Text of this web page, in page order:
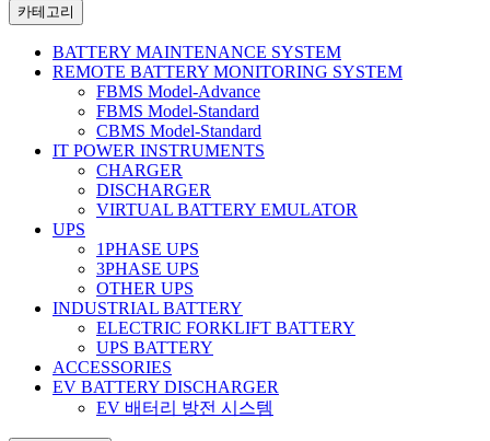
카테고리
BATTERY MAINTENANCE SYSTEM
REMOTE BATTERY MONITORING SYSTEM
FBMS Model-Advance
FBMS Model-Standard
CBMS Model-Standard
IT POWER INSTRUMENTS
CHARGER
DISCHARGER
VIRTUAL BATTERY EMULATOR
UPS
1PHASE UPS
3PHASE UPS
OTHER UPS
INDUSTRIAL BATTERY
ELECTRIC FORKLIFT BATTERY
UPS BATTERY
ACCESSORIES
EV BATTERY DISCHARGER
EV 배터리 방전 시스템